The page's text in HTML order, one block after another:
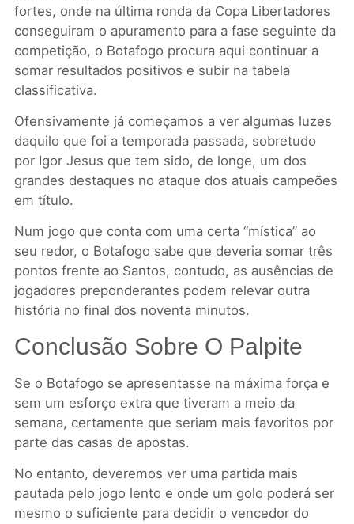
fortes, onde na última ronda da Copa Libertadores
conseguiram o apuramento para a fase seguinte da
competição, o Botafogo procura aqui continuar a
somar resultados positivos e subir na tabela
classificativa.
Ofensivamente já começamos a ver algumas luzes
daquilo que foi a temporada passada, sobretudo
por Igor Jesus que tem sido, de longe, um dos
grandes destaques no ataque dos atuais campeões
em título.
Num jogo que conta com uma certa “mística” ao
seu redor, o Botafogo sabe que deveria somar três
pontos frente ao Santos, contudo, as ausências de
jogadores preponderantes podem relevar outra
história no final dos noventa minutos.
Conclusão Sobre O Palpite
Se o Botafogo se apresentasse na máxima força e
sem um esforço extra que tiveram a meio da
semana, certamente que seriam mais favoritos por
parte das casas de apostas.
No entanto, deveremos ver uma partida mais
pautada pelo jogo lento e onde um golo poderá ser
mesmo o suficiente para decidir o vencedor do